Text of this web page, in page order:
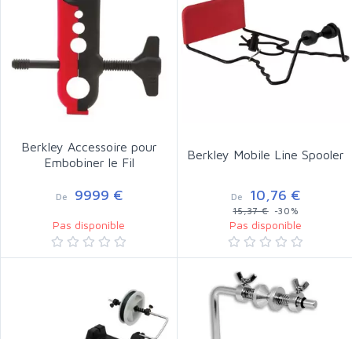
Berkley Accessoire pour
Embobiner le Fil
De 9999 €
Pas disponible
Berkley Mobile Line Spooler
De 10,76 €
15,37 €-30%
Pas disponible